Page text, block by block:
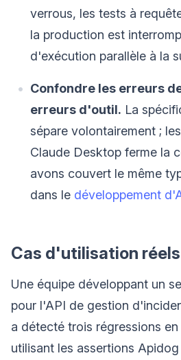
verrous, les tests à
la production est
d'exécution parallèle à la
Confondre les erreurs
erreurs d'outil. La
sépare volontairement ;
Claude Desktop ferme la
avons couvert le même
dans le développement
Cas d'utilisation réels
Une équipe développant un
pour l'API de gestion
a détecté trois régressions en
utilisant les assertions